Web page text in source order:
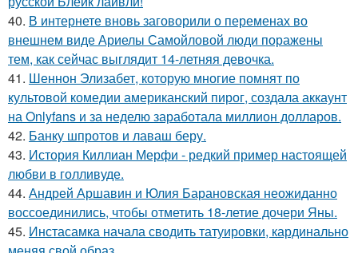
40. В интернете вновь заговорили о переменах во
внешнем виде Ариелы Самойловой люди поражены
тем, как сейчас выглядит 14-летняя девочка.
41. Шеннон Элизабет, которую многие помнят по
культовой комедии американский пирог, создала аккаунт
на Onlyfans и за неделю заработала миллион долларов.
42. Банку шпротов и лаваш беру.
43. История Киллиан Мерфи - редкий пример настоящей
любви в голливуде.
44. Андрей Аршавин и Юлия Барановская неожиданно
воссоединились, чтобы отметить 18-летие дочери Яны.
45. Инстасамка начала сводить татуировки, кардинально